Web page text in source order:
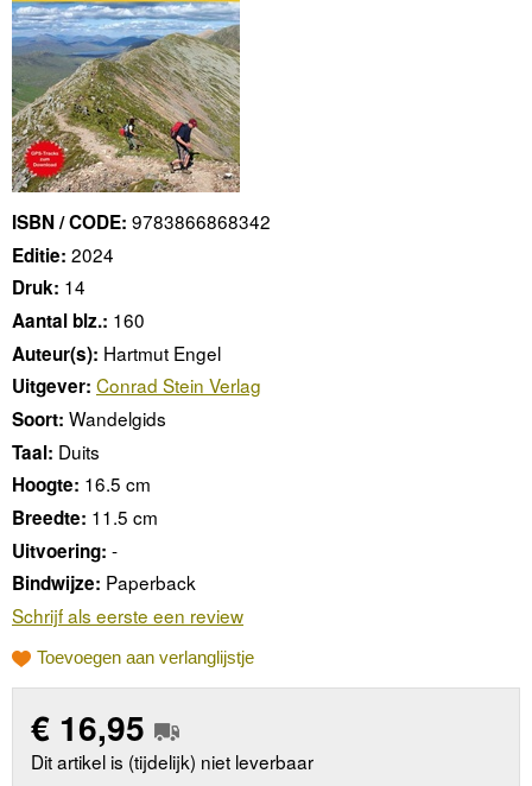
ISBN / CODE: 9783866868342
Editie: 2024
Druk: 14
Aantal blz.: 160
Auteur(s): Hartmut Engel
Uitgever: Conrad Stein Verlag
Soort: Wandelgids
Taal: Duits
Hoogte: 16.5 cm
Breedte: 11.5 cm
Uitvoering: -
Bindwijze: Paperback
Schrijf als eerste een review
Toevoegen aan verlanglijstje
€ 16,95
Dit artikel is (tijdelijk) niet leverbaar